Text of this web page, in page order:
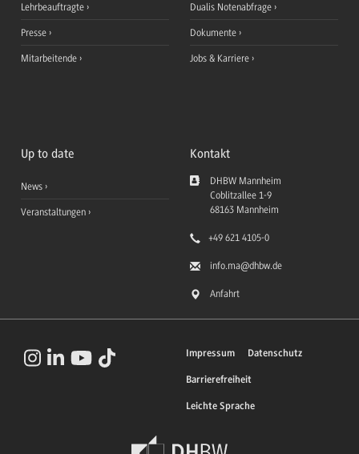
Lehrbeauftragte
Presse
Mitarbeitende
Dualis Notenabfrage
Dokumente
Jobs & Karriere
Up to date
News
Veranstaltungen
Kontakt
DHBW Mannheim
Coblitzallee 1-9
68163 Mannheim
+49 621 4105-0
info.ma@dhbw.de
Anfahrt
Impressum Datenschutz
Barrierefreiheit
Leichte Sprache